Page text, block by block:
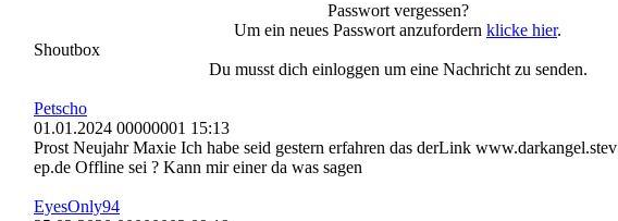
Passwort vergessen?
Um ein neues Passwort anzufordern klicke hier.
Shoutbox
Du musst dich einloggen um eine Nachricht zu senden.
Petscho
01.01.2024 00000001 15:13
Prost Neujahr Maxie Ich habe seid gestern erfahren das derLink www.darkangel.stev
ep.de Offline sei ? Kann mir einer da was sagen
EyesOnly94